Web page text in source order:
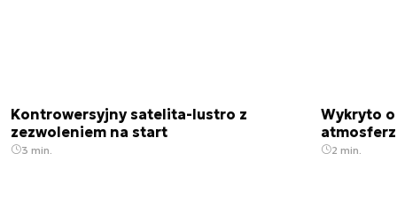
Kontrowersyjny satelita-lustro z
zezwoleniem na start
3 min.
Wykryto
2 min.